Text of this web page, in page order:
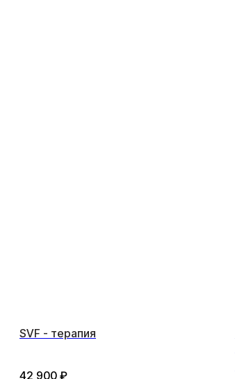
SVF - терапия
42 900 ₽